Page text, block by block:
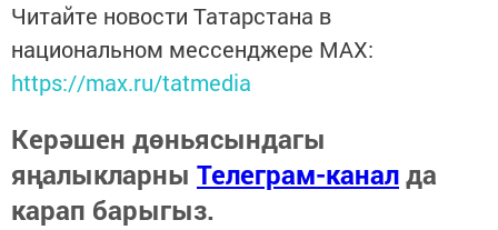
Читайте новости Татарстана в
национальном мессенджере MАХ:
https://max.ru/tatmedia
Керәшен дөньясындагы
яңалыкларны Телеграм-каналда
карап барыгыз.